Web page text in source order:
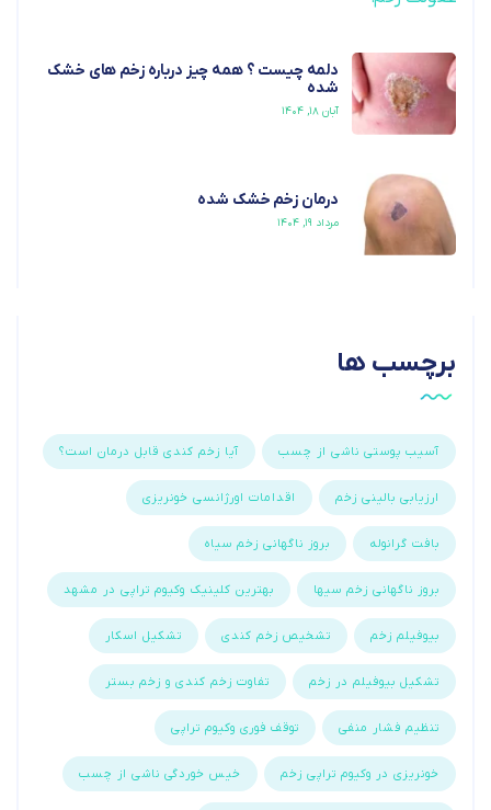
دلمه چیست ؟ همه چیز درباره زخم های خشک
شده
آبان ۱۸, ۱۴۰۴
درمان زخم خشک شده
مرداد ۱۹, ۱۴۰۴
برچسب ها
آسیب پوستی ناشی از چسب آیا زخم کندی قابل درمان است؟
ارزیابی بالینی زخم اقدامات اورژانسی خونریزی
بافت گرانوله بروز ناگهانی زخم سیاه
بروز ناگهانی زخم سیها بهترین کلینیک وکیوم تراپی در مشهد
بیوفیلم زخم تشخیص زخم کندی تشکیل اسکار
تشکیل بیوفیلم در زخم تفاوت زخم کندی و زخم بستر
تنظیم فشار منفی توقف فوری وکیوم تراپی
خونریزی در وکیوم تراپی زخم خیس خوردگی ناشی از چسب